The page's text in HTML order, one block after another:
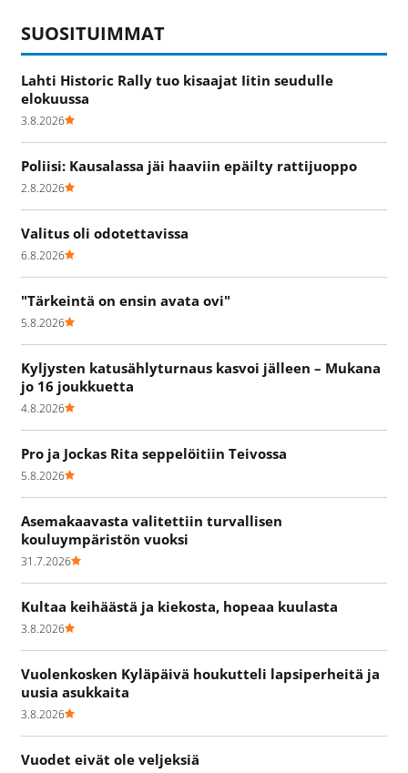
SUOSITUIMMAT
Lahti Historic Rally tuo kisaajat Iitin seudulle
elokuussa
3.8.2026
Poliisi: Kausalassa jäi haaviin epäilty rattijuoppo
2.8.2026
Valitus oli odotettavissa
6.8.2026
"Tärkeintä on ensin avata ovi"
5.8.2026
Kyljysten katusählyturnaus kasvoi jälleen – Mukana
jo 16 joukkuetta
4.8.2026
Pro ja Jockas Rita seppelöitiin Teivossa
5.8.2026
Asemakaavasta valitettiin turvallisen
kouluympäristön vuoksi
31.7.2026
Kultaa keihäästä ja kiekosta, hopeaa kuulasta
3.8.2026
Vuolenkosken Kyläpäivä houkutteli lapsiperheitä ja
uusia asukkaita
3.8.2026
Vuodet eivät ole veljeksiä